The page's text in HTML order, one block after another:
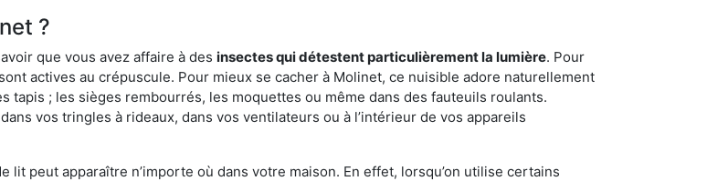
?
que vous avez affaire à des insectes qui détestent particulièrement la lumière. Pour
actives au crépuscule. Pour mieux se cacher à Molinet, ce nuisible adore naturellement
tapis ; les sièges rembourrés, les moquettes ou même dans des fauteuils roulants.
vos tringles à rideaux, dans vos ventilateurs ou à l’intérieur de vos appareils
peut apparaître n’importe où dans votre maison. En effet, lorsqu’on utilise certains